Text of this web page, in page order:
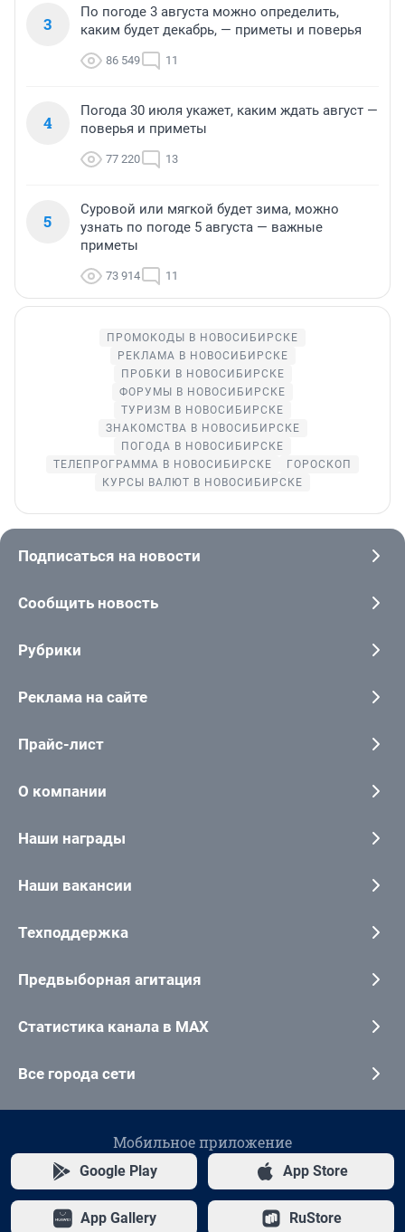
3
По погоде 3 августа можно определить,
каким будет декабрь, — приметы и поверья
86 549 11
4
Погода 30 июля укажет, каким ждать август —
поверья и приметы
77 220 13
5
Суровой или мягкой будет зима, можно
узнать по погоде 5 августа — важные
приметы
73 914 11
ПРОМОКОДЫ В НОВОСИБИРСКЕ
РЕКЛАМА В НОВОСИБИРСКЕ
ПРОБКИ В НОВОСИБИРСКЕ
ФОРУМЫ В НОВОСИБИРСКЕ
ТУРИЗМ В НОВОСИБИРСКЕ
ЗНАКОМСТВА В НОВОСИБИРСКЕ
ПОГОДА В НОВОСИБИРСКЕ
ТЕЛЕПРОГРАММА В НОВОСИБИРСКЕ
ГОРОСКОП
КУРСЫ ВАЛЮТ В НОВОСИБИРСКЕ
Подписаться на новости
Сообщить новость
Рубрики
Реклама на сайте
Прайс-лист
О компании
Наши награды
Наши вакансии
Техподдержка
Предвыборная агитация
Статистика канала в MAX
Все города сети
Мобильное приложение
Google Play App Store
App Gallery RuStore